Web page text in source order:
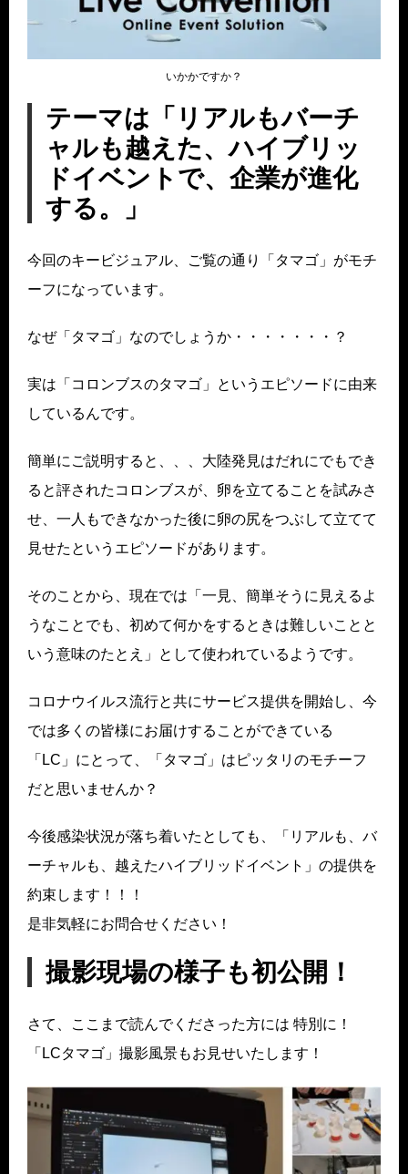
いかかですか？
テーマは「リアルもバーチ
ャルも越えた、ハイブリッ
ドイベントで、企業が進化
する。」
今回のキービジュアル、ご覧の通り「タマゴ」がモチ
ーフになっています。
なぜ「タマゴ」なのでしょうか・・・・・・・？
実は「コロンブスのタマゴ」というエピソードに由来
しているんです。
簡単にご説明すると、、、大陸発見はだれにでもでき
ると評されたコロンブスが、卵を立てることを試みさ
せ、一人もできなかった後に卵の尻をつぶして立てて
見せたというエピソードがあります。
そのことから、現在では「一見、簡単そうに見えるよ
うなことでも、初めて何かをするときは難しいことと
いう意味のたとえ」として使われているようです。
コロナウイルス流行と共にサービス提供を開始し、今
では多くの皆様にお届けすることができている
「LC」にとって、「タマゴ」はピッタリのモチーフ
だと思いませんか？
今後感染状況が落ち着いたとしても、「リアルも、バ
ーチャルも、越えたハイブリッドイベント」の提供を
約束します！！！
是非気軽にお問合せください！
撮影現場の様子も初公開！
さて、ここまで読んでくださった方には 特別に！
「LCタマゴ」撮影風景もお見せいたします！